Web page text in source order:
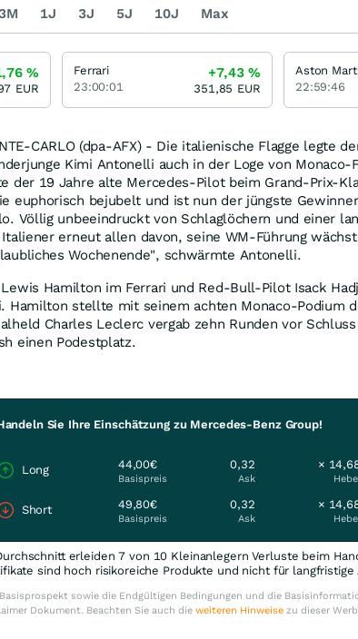
CARLO (dpa-AFX) - Die italienische Flagge legte
Kimi Antonelli auch in der Loge von
der 19 Jahre alte Mercedes-Pilot beim Grand-Prix-
euphorisch bejubelt und ist nun der jüngste
Völlig unbeeindruckt von Schlaglöchern und einer
Italiener erneut allen davon, seine WM-Führung
Wochenende", schwärmte Antonelli.
Lewis Hamilton im Ferrari und Red-Bull-Pilot Isack
Hamilton stellte mit seinem achten Monaco-Podium
Charles Leclerc vergab zehn Runden vor
einen Podestplatz.
Sie Ihre Einschätzung zu Mercedes-Benz Group!
Long 44,00€
Basispreis
0,32
Ask
×
Short 49,80€
Basispreis
0,32
Ask
×
erleiden 7 von 10 Kleinanlegern Verluste beim
sind hoch risikoreiche Produkte und nicht für langfristige
sowie die Endgültigen Bedingungen und die
Dokument. Beachten Sie auch die weiteren Hinweisezu dieser
3M 1J 3J 5J 10J Max
%
EUR
Ferrari
23:00:01
+7,43%
351,85 EUR
22:59:46